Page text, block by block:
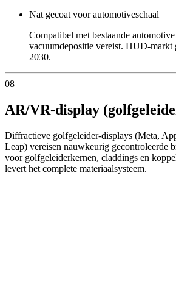
Nat gecoat voor automotiveschaal
Compatibel met bestaande
vacuumdepositie vereist. HUD-markt
2030.
08
AR/VR-display
Diffractieve golfgeleider-displays (Meta,
Leap) vereisen nauwkeurig gecontroleerde
voor golfgeleiderkernen, claddings en
levert het complete materiaalsysteem.